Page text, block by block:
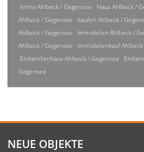
Immo Ahlbeck / Gegensee Haus Ahlbeck /
Ahlbeck / Gegensee
kaufen Ahlbeck /
Ahlbeck / Gegensee
Immobilien Ahlbeck /
Ahlbeck / Gegensee
Immobilienkauf
Einfamilienhaus Ahlbeck / Gegensee
Gegensee
NEUE OBJEKTE